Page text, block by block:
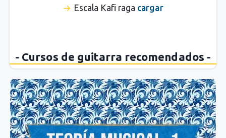
Escala Kafi raga cargar
- Cursos de guitarra recomendados -